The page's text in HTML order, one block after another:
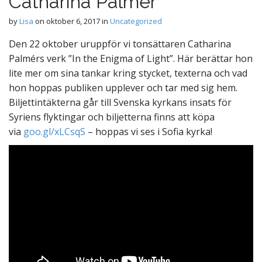
byLisa on oktober 6, 2017in Uncategorized
Den 22 oktober uruppför vi tonsättaren Catharina
Palmérs verk ”In the Enigma of Light”. Här berättar hon
lite mer om sina tankar kring stycket, texterna och vad
hon hoppas publiken upplever och tar med sig hem.
Biljettintäkterna går till Svenska kyrkans insats för
Syriens flyktingar och biljetterna finns att köpa
via goo.gl/xLCsqS – hoppas vi ses i Sofia kyrka!